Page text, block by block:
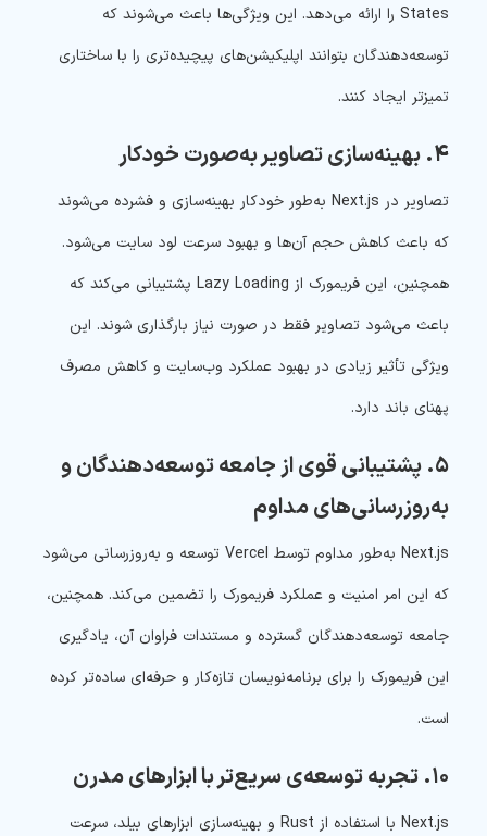
States را ارائه می‌دهد. این ویژگی‌ها باعث می‌شوند که
توسعه‌دهندگان بتوانند اپلیکیشن‌های پیچیده‌تری را با ساختاری
تمیزتر ایجاد کنند.
۴. بهینه‌سازی تصاویر به‌صورت خودکار
تصاویر در Next.js به‌طور خودکار بهینه‌سازی و فشرده می‌شوند
که باعث کاهش حجم آن‌ها و بهبود سرعت لود سایت می‌شود.
همچنین، این فریمورک از Lazy Loading پشتیبانی می‌کند که
باعث می‌شود تصاویر فقط در صورت نیاز بارگذاری شوند. این
ویژگی تأثیر زیادی در بهبود عملکرد وب‌سایت و کاهش مصرف
پهنای باند دارد.
۵. پشتیبانی قوی از جامعه توسعه‌دهندگان و
به‌روزرسانی‌های مداوم
Next.js به‌طور مداوم توسط Vercel توسعه و به‌روزرسانی می‌شود
که این امر امنیت و عملکرد فریمورک را تضمین می‌کند. همچنین،
جامعه توسعه‌دهندگان گسترده و مستندات فراوان آن، یادگیری
این فریمورک را برای برنامه‌نویسان تازه‌کار و حرفه‌ای ساده‌تر کرده
است.
۱۰. تجربه توسعه‌ی سریع‌تر با ابزارهای مدرن
Next.js با استفاده از Rust و بهینه‌سازی ابزارهای بیلد، سرعت